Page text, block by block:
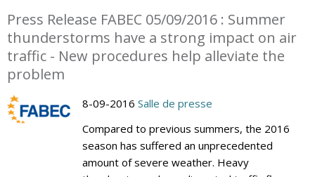
Press Release FABEC 05/09/2016 : Summer
thunderstorms have a strong impact on air
traffic - New procedures help alleviate the
problem
8-09-2016 Salle de presse
Compared to previous summers, the 2016
season has suffered an unprecedented
amount of severe weather. Heavy